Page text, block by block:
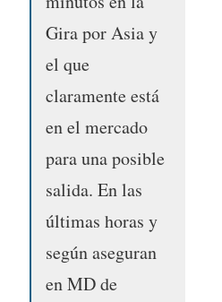
Gira por Asia y
el que
claramente está
en el mercado
para una posible
salida. En las
últimas horas y
según aseguran
en MD de